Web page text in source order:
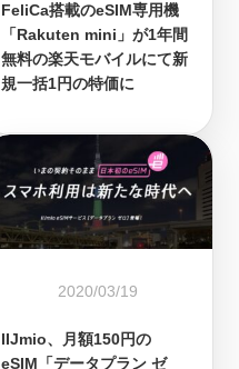
FeliCa搭載のeSIM専用機
「Rakuten mini」が1年間
無料の楽天モバイルにて新
規一括1円の特価に
2020/03/19
IIJmio、月額150円の
eSIM「データプラン ゼ